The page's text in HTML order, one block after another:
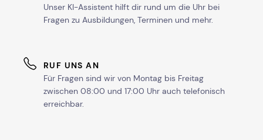
Unser KI-Assistent hilft dir rund um die Uhr bei
Fragen zu Ausbildungen, Terminen und mehr.
RUF UNS AN
Für Fragen sind wir von Montag bis Freitag
zwischen 08:00 und 17:00 Uhr auch telefonisch
erreichbar.